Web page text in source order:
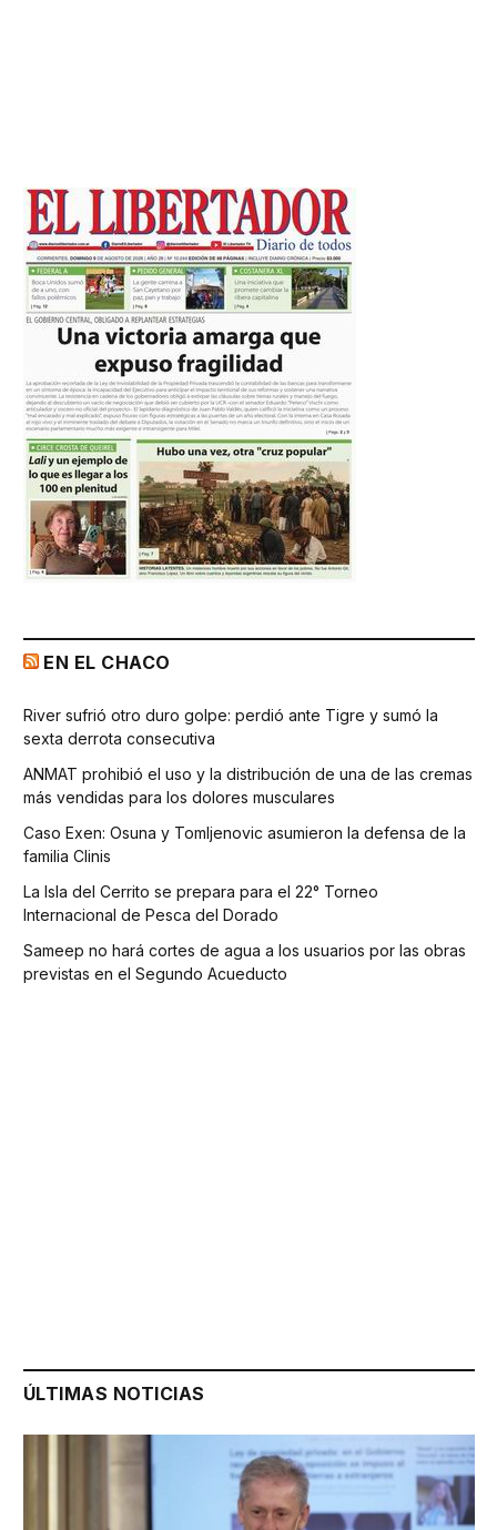
EN EL CHACO
River sufrió otro duro golpe: perdió ante Tigre y sumó la
sexta derrota consecutiva
ANMAT prohibió el uso y la distribución de una de las cremas
más vendidas para los dolores musculares
Caso Exen: Osuna y Tomljenovic asumieron la defensa de la
familia Clinis
La Isla del Cerrito se prepara para el 22° Torneo
Internacional de Pesca del Dorado
Sameep no hará cortes de agua a los usuarios por las obras
previstas en el Segundo Acueducto
ÚLTIMAS NOTICIAS